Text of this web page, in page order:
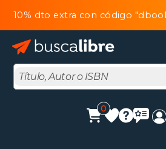
10% dto extra con código
0